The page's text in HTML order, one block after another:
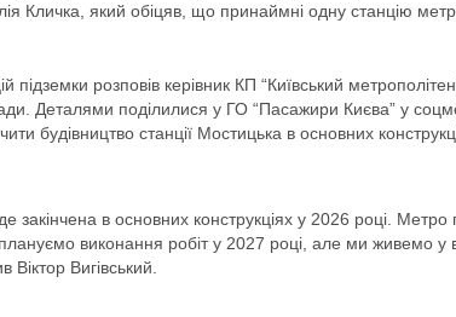
Кличка, який обіцяв, що принаймні одну станцію
підземки розповів керівник КП “Київський
Деталями поділилися у ГО “Пасажири Києва” у
будівництво станції Мостицька в основних
закінчена в основних конструкціях у 2026 році. Метро
виконання робіт у 2027 році, але ми живемо
Вигівський.